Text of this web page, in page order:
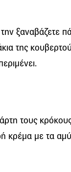
ξαναβάζετε
της
τους
κρέμα με τα